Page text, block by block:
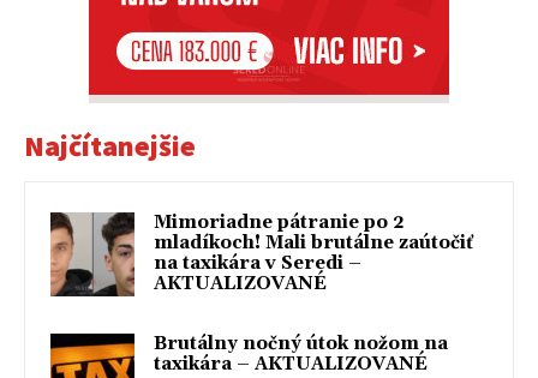
Najčítanejšie
Mimoriadne pátranie po 2
mladíkoch! Mali brutálne zaútočiť
na taxikára v Seredi –
AKTUALIZOVANÉ
Brutálny nočný útok nožom na
taxikára – AKTUALIZOVANÉ